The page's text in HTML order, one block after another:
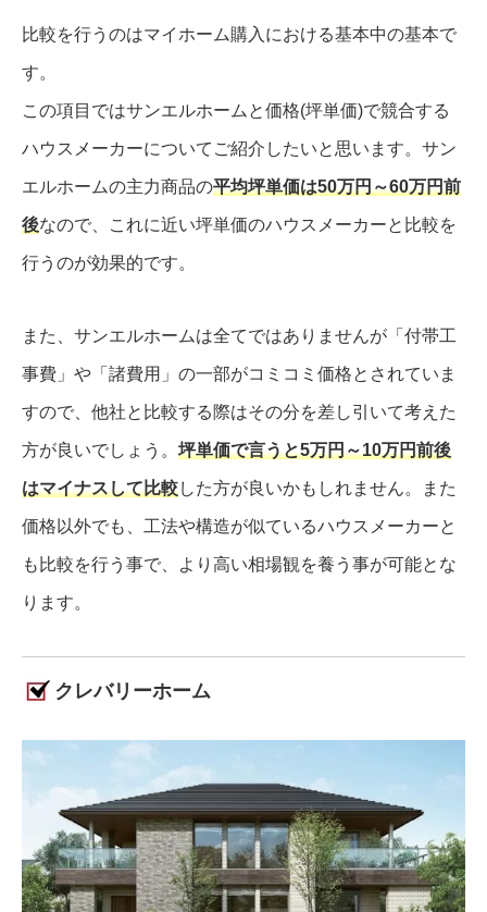
比較を行うのはマイホーム購入における基本中の基本で
す。
この項目ではサンエルホームと価格(坪単価)で競合する
ハウスメーカーについてご紹介したいと思います。サン
エルホームの主力商品の平均坪単価は50万円～60万円前
後なので、これに近い坪単価のハウスメーカーと比較を
行うのが効果的です。
また、サンエルホームは全てではありませんが「付帯工
事費」や「諸費用」の一部がコミコミ価格とされていま
すので、他社と比較する際はその分を差し引いて考えた
方が良いでしょう。 坪単価で言うと5万円～10万円前後
はマイナスして比較した方が良いかもしれません。また
価格以外でも、工法や構造が似ているハウスメーカーと
も比較を行う事で、より高い相場観を養う事が可能とな
ります。
クレバリーホーム